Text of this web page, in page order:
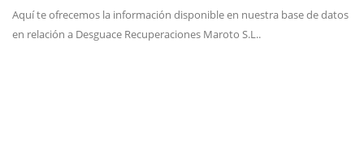
Aquí te ofrecemos la información disponible en nuestra base de datos
en relación a Desguace Recuperaciones Maroto S.L..